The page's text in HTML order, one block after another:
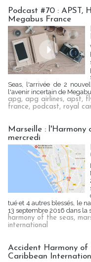
Podcast #70 : APST,
Megabus France
Seas, l'arrivée de 2
l'avenir incertain de
apg, apg airlines, apst,
france, podcast, royal
Marseille : l'Harmony
mercredi
tué et 4 autres blessés, le
13 septembre 2016 dans la
harmony of the seas,
international
Accident Harmony of
Caribbean